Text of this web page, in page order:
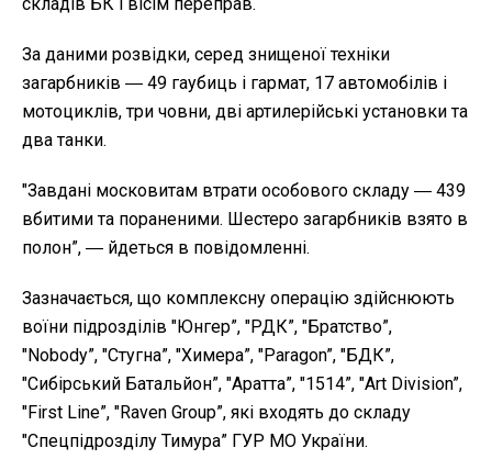
За даними розвідки, серед знищеної техніки
загарбників ― 49 гаубиць і гармат, 17 автомобілів і
мотоциклів, три човни, дві артилерійські установки та
два танки.
"Завдані московитам втрати особового складу ― 439
вбитими та пораненими. Шестеро загарбників взято в
полон”, ― йдеться в повідомленні.
Зазначається, що комплексну операцію здійснюють
воїни підрозділів "Юнгер”, "РДК”, "Братство”,
"Nobody”, "Стугна”, "Химера”, "Paragon”, "БДК”,
"Сибірський Батальйон”, "Аратта”, "1514”, "Art Division”,
"First Line”, "Raven Group”, які входять до складу
"Спецпідрозділу Тимура” ГУР МО України.